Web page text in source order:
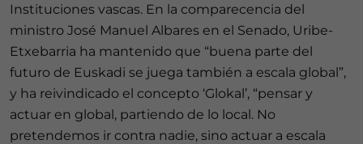
Instituciones vascas. En la comparecencia del
ministro José Manuel Albares en el Senado, Uribe-
Etxebarria ha mantenido que “buena parte del
futuro de Euskadi se juega también a escala global”,
y ha reivindicado el concepto ‘Glokal’, “pensar y
actuar en global, partiendo de lo local. No
pretendemos ir contra nadie, sino actuar a escala